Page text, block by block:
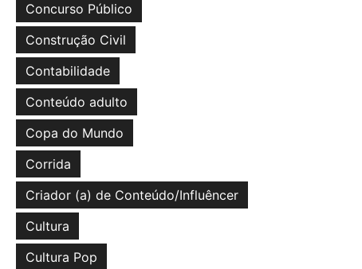
Concurso Público
Construção Civil
Contabilidade
Conteúdo adulto
Copa do Mundo
Corrida
Criador (a) de Conteúdo/Influêncer
Cultura
Cultura Pop